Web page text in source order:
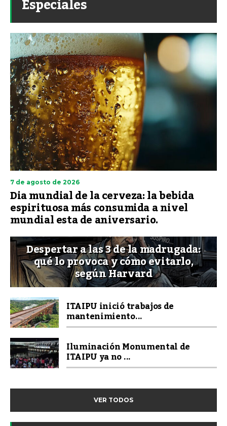
7 de agosto de 2026
Dia mundial de la cerveza: la bebida
espirituosa más consumida a nivel
mundial esta de aniversario.
Despertar a las 3 de la madrugada:
qué lo provoca y cómo evitarlo,
según Harvard
ITAIPU inició trabajos de
mantenimiento...
Iluminación Monumental de
ITAIPU ya no ...
VER TODOS